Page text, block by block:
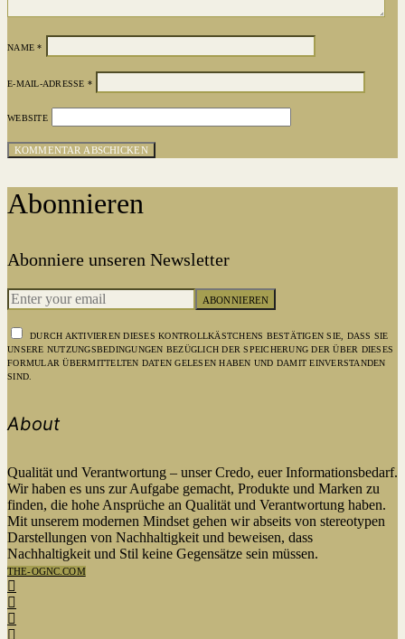
NAME*
E-MAIL-ADRESSE *
WEBSITE
Abonnieren
Abonniere unseren Newsletter
ABONNIEREN
DURCH AKTIVIEREN DIESES KONTROLLKÄSTCHENS BESTÄTIGEN SIE, DASS SIE
UNSERE NUTZUNGSBEDINGUNGEN BEZÜGLICH DER SPEICHERUNG DER ÜBER DIESES
FORMULAR ÜBERMITTELTEN DATEN GELESEN HABEN UND DAMIT EINVERSTANDEN
SIND.
About
Qualität und Verantwortung – unser Credo, euer Informationsbedarf.
Wir haben es uns zur Aufgabe gemacht, Produkte und Marken zu
finden, die hohe Ansprüche an Qualität und Verantwortung haben.
Mit unserem modernen Mindset gehen wir abseits von stereotypen
Darstellungen von Nachhaltigkeit und beweisen, dass
Nachhaltigkeit und Stil keine Gegensätze sein müssen.
THE-OGNC.COM